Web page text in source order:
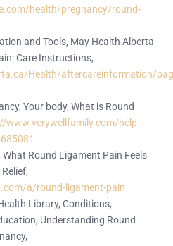
health/pregnancy/round-
and Tools, May Health Alberta
Care Instructions,
Health/aftercareinformation/
Your body, What is Round
www.verywellfamily.com/help-
What Round Ligament Pain Feels
a/round-ligament-pain
Library, Conditions,
Understanding Round